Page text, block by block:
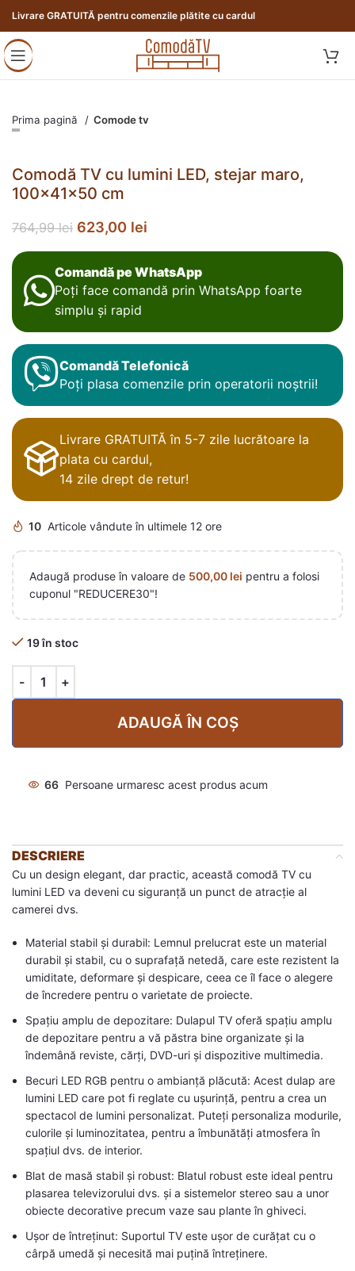
Livrare GRATUITĂ pentru comenzile plătite cu cardul
Prima pagină Comode tv
Comodă TV cu lumini LED, stejar maro,
100x41x50 cm
764,99lei 623,00 lei
Comandă pe WhatsApp
Poți face comandă prin WhatsApp foarte
simplu și rapid
Comandă Telefonică
Poți plasa comenzile prin operatorii noștrii!
Livrare GRATUITĂ în 5-7 zile lucrătoare la
plata cu cardul,
14 zile drept de retur!
10 Articole vândute în ultimele 12 ore
Adaugă produse în valoare de 500,00 lei pentru a folosi
cuponul "REDUCERE30"!
19 în stoc
ADAUGĂ ÎN COȘ
66 Persoane urmaresc acest produs acum
DESCRIERE
Cu un design elegant, dar practic, această comodă TV cu
lumini LED va deveni cu siguranță un punct de atracție al
camerei dvs.
Material stabil și durabil: Lemnul prelucrat este un material
durabil și stabil, cu o suprafață netedă, care este rezistent la
umiditate, deformare și despicare, ceea ce îl face o alegere
de încredere pentru o varietate de proiecte.
Spațiu amplu de depozitare: Dulapul TV oferă spațiu amplu
de depozitare pentru a vă păstra bine organizate și la
îndemână reviste, cărți, DVD-uri și dispozitive multimedia.
Becuri LED RGB pentru o ambianță plăcută: Acest dulap are
lumini LED care pot fi reglate cu ușurință, pentru a crea un
spectacol de lumini personalizat. Puteți personaliza modurile,
culorile și luminozitatea, pentru a îmbunătăți atmosfera în
spațiul dvs. de interior.
Blat de masă stabil și robust: Blatul robust este ideal pentru
plasarea televizorului dvs. și a sistemelor stereo sau a unor
obiecte decorative precum vaze sau plante în ghiveci.
Ușor de întreținut: Suportul TV este ușor de curățat cu o
cârpă umedă și necesită mai puțină întreținere.